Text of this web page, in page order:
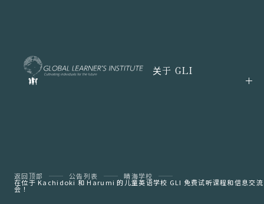
关于 GLI
返回顶部 公告列表 晴海学校
在位于 Kachidoki 和 Harumi 的儿童英语学校 GLI 免费试听课程和信息交流
会！